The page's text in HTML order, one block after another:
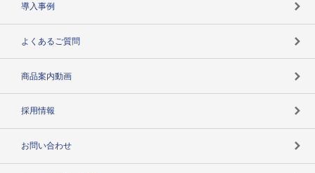
導入事例
よくあるご質問
商品案内動画
採用情報
お問い合わせ